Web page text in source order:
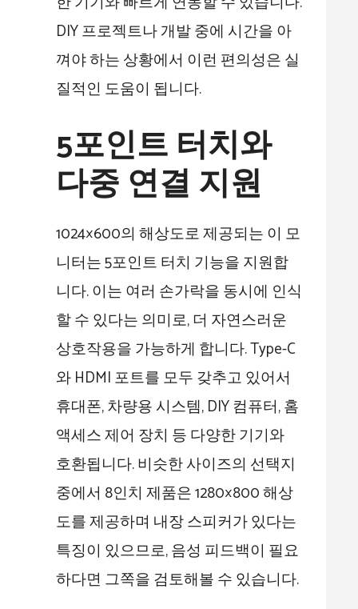
DIY 프로젝트나 개발 중에 시간을 아
껴야 하는 상황에서 이런 편의성은 실
질적인 도움이 됩니다.
5포인트 터치와
다중 연결 지원
1024×600의 해상도로 제공되는 이 모
니터는 5포인트 터치 기능을 지원합
니다. 이는 여러 손가락을 동시에 인식
할 수 있다는 의미로, 더 자연스러운
상호작용을 가능하게 합니다. Type-C
와 HDMI 포트를 모두 갖추고 있어서
휴대폰, 차량용 시스템, DIY 컴퓨터, 홈
액세스 제어 장치 등 다양한 기기와
호환됩니다. 비슷한 사이즈의 선택지
중에서 8인치 제품은 1280×800 해상
도를 제공하며 내장 스피커가 있다는
특징이 있으므로, 음성 피드백이 필요
하다면 그쪽을 검토해볼 수 있습니다.